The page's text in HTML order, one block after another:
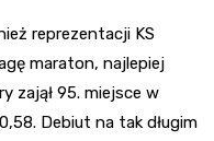
reprezentacji KS
maraton, najlepiej
zajął 95. miejsce w
Debiut na tak długim